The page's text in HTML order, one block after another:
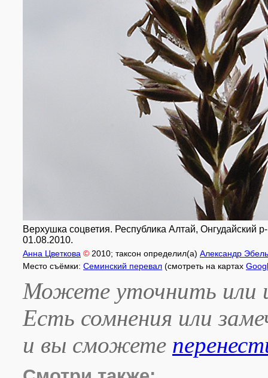
Верхушка соцветия. Республика Алтай, Онгудайский
01.08.2010.
Анна Цветкова © 2010; таксон определил(а) Александр Эбель
Место съёмки: Семинский перевал (смотреть на картах
Можете уточнить или
Есть сомнения или
и вы сможете